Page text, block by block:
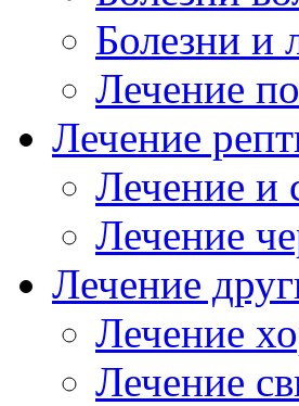
Болезни и
Лечение
Лечение
Лечение и
Лечение
Лечение
Лечение
Лечение